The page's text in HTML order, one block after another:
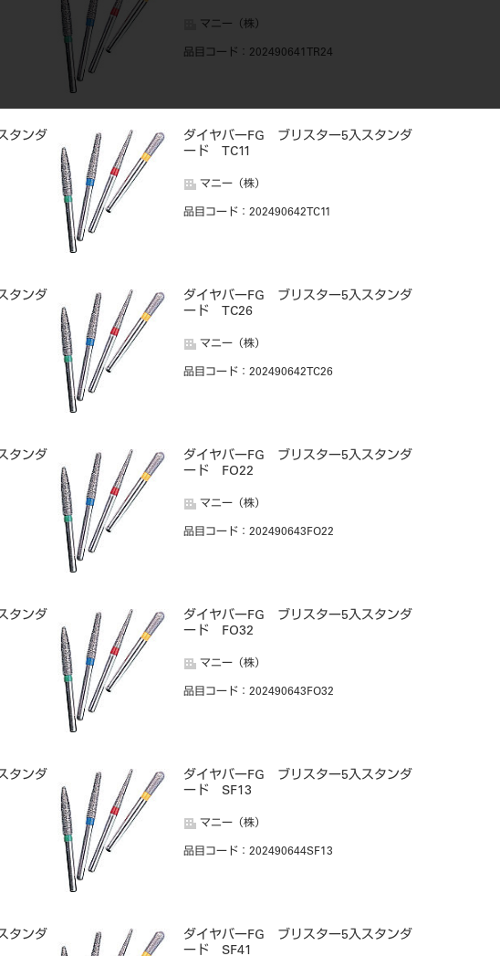
マニー（株）
品目コード ：202490641TR24
タンダ
ダイヤバーFG ブリスター5入スタンダ
ード TC11
マニー（株）
品目コード ：202490642TC11
タンダ
ダイヤバーFG ブリスター5入スタンダ
ード TC26
マニー（株）
品目コード ：202490642TC26
タンダ
ダイヤバーFG ブリスター5入スタンダ
ード FO22
マニー（株）
品目コード ：202490643FO22
タンダ
ダイヤバーFG ブリスター5入スタンダ
ード FO32
マニー（株）
品目コード ：202490643FO32
タンダ
ダイヤバーFG ブリスター5入スタンダ
ード SF13
マニー（株）
品目コード ：202490644SF13
タンダ
ダイヤバーFG ブリスター5入スタンダ
ード SF41